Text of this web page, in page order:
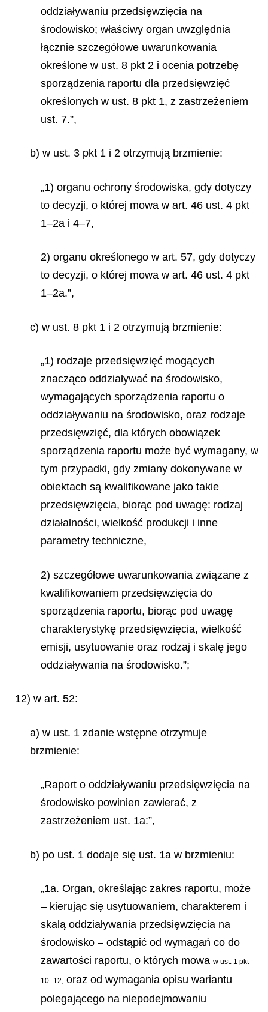
oddziaływaniu przedsięwzięcia na
środowisko; właściwy organ uwzględnia
łącznie szczegółowe uwarunkowania
określone w ust. 8 pkt 2 i ocenia potrzebę
sporządzenia raportu dla przedsięwzięć
określonych w ust. 8 pkt 1, z zastrzeżeniem
ust. 7.”,
b) w ust. 3 pkt 1 i 2 otrzymują brzmienie:
„1) organu ochrony środowiska, gdy dotyczy
to decyzji, o której mowa w art. 46 ust. 4 pkt
1–2a i 4–7,
2) organu określonego w art. 57, gdy dotyczy
to decyzji, o której mowa w art. 46 ust. 4 pkt
1–2a.”,
c) w ust. 8 pkt 1 i 2 otrzymują brzmienie:
„1) rodzaje przedsięwzięć mogących
znacząco oddziaływać na środowisko,
wymagających sporządzenia raportu o
oddziaływaniu na środowisko, oraz rodzaje
przedsięwzięć, dla których obowiązek
sporządzenia raportu może być wymagany, w
tym przypadki, gdy zmiany dokonywane w
obiektach są kwalifikowane jako takie
przedsięwzięcia, biorąc pod uwagę: rodzaj
działalności, wielkość produkcji i inne
parametry techniczne,
2) szczegółowe uwarunkowania związane z
kwalifikowaniem przedsięwzięcia do
sporządzenia raportu, biorąc pod uwagę
charakterystykę przedsięwzięcia, wielkość
emisji, usytuowanie oraz rodzaj i skalę jego
oddziaływania na środowisko.”;
12) w art. 52:
a) w ust. 1 zdanie wstępne otrzymuje
brzmienie:
„Raport o oddziaływaniu przedsięwzięcia na
środowisko powinien zawierać, z
zastrzeżeniem ust. 1a:”,
b) po ust. 1 dodaje się ust. 1a w brzmieniu:
„1a. Organ, określając zakres raportu, może
– kierując się usytuowaniem, charakterem i
skalą oddziaływania przedsięwzięcia na
środowisko – odstąpić od wymagań co do
zawartości raportu, o których mowa w ust. 1 pkt
10–12, oraz od wymagania opisu wariantu
polegającego na niepodejmowaniu